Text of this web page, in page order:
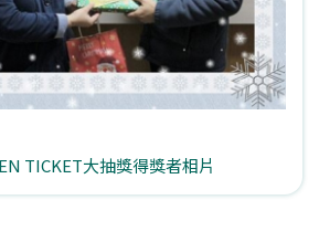
TICKET大抽獎得獎者相片